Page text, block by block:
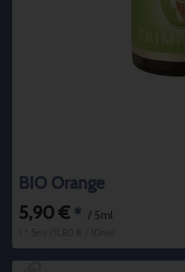
BIO Orange
5,90 € * / 5ml